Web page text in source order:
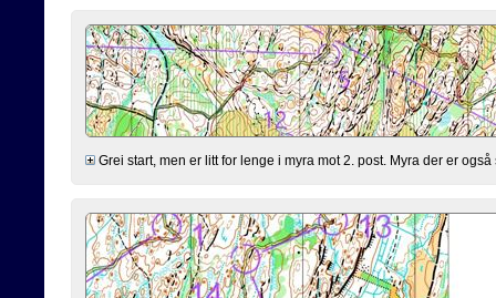
Grei start, men er litt for lenge i myra mot 2. post. Myra der er